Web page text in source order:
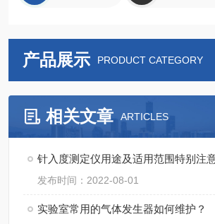
产品展示 PRODUCT CATEGORY
相关文章 ARTICLES
针入度测定仪用途及适用范围特别注
发布时间：2022-08-01
实验室常用的气体发生器如何维护？